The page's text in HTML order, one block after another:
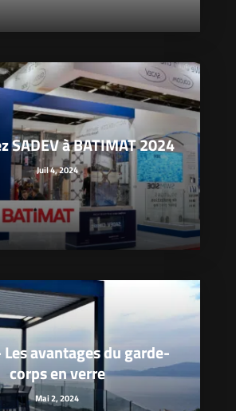
SADEV à BATIMAT 2024
Juil 4, 2024
Les avantages du garde-
corps en verre
Mai 2, 2024